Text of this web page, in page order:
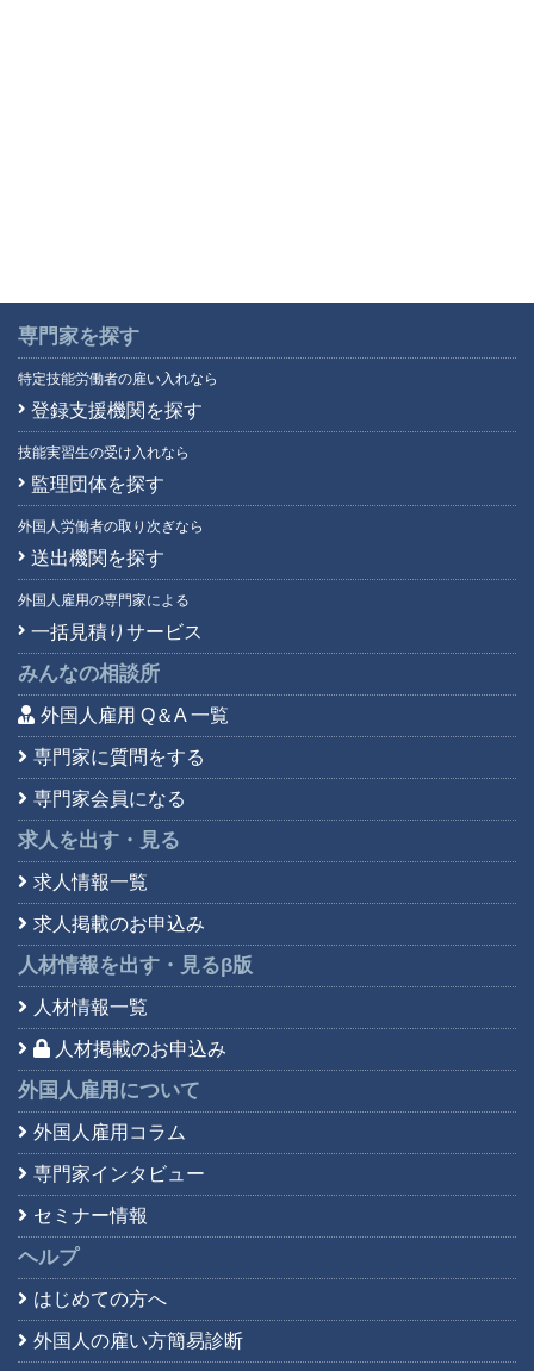
専門家を探す
特定技能労働者の雇い入れなら
登録支援機関を探す
技能実習生の受け入れなら
監理団体を探す
外国人労働者の取り次ぎなら
送出機関を探す
外国人雇用の専門家による
一括見積りサービス
みんなの相談所
外国人雇用 Q＆A 一覧
専門家に質問をする
専門家会員になる
求人を出す・見る
求人情報一覧
求人掲載のお申込み
人材情報を出す・見るβ版
人材情報一覧
人材掲載のお申込み
外国人雇用について
外国人雇用コラム
専門家インタビュー
セミナー情報
ヘルプ
はじめての方へ
外国人の雇い方簡易診断